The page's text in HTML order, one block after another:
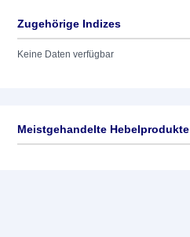
Zugehörige Indizes
Keine Daten verfügbar
Meistgehandelte Hebelprodukte